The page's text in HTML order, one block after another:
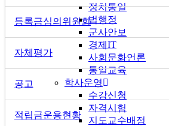
정치통일
법행정
군사안보
경제IT
사회문화언론
통일교육
학사운영
수강신청
자격시험
지도교수배정
등록금심의위원회
자체평가
공고
적립금운용현황